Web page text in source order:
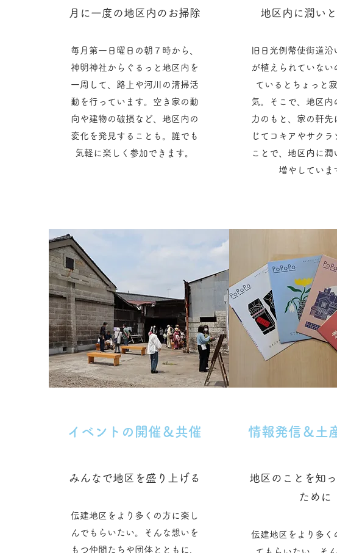
月に一度の地区内のお掃除
毎月第一日曜日の朝７時から、
神明神社からぐるっと地区内を
一周して、路上や河川の清掃活
動を行っています。空き家の動
向や建物の破損など、地区内の
変化を発見することも。誰でも
気軽に楽しく参加できます。
地区内に潤い
旧日光例幣使街道沿
が植えられていない
ているとちょっと
気。そこで、地区内
力のもと、家の軒先
じてコキアやサクラ
ことで、地区内に潤
増やしていま
イベントの開催＆共催
みんなで地区を盛り上げる
伝建地区をより多くの方に楽し
んでもらいたい。そんな想いを
もつ仲間たちや団体とともに、
情報発信＆土
地区のことを知
ために
伝建地区をより多く